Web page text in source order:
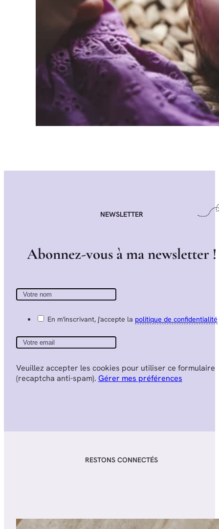
NEWSLETTER
Abonnez-vous àmanewsletter !
En m'inscrivant, j'accepte la politique de confidentialité
Veuillez accepter les cookies pour utiliser ce formulaire
(recaptcha anti-spam). Gérer mes préférences
RESTONS CONNECTÉS